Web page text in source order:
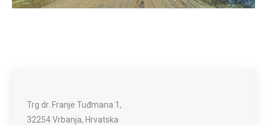
Trg dr. Franje Tuđmana 1,
32254 Vrbanja, Hrvatska